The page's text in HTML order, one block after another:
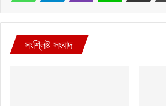
সংশ্লিষ্ট সংবাদ